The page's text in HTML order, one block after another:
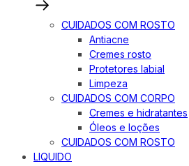
CUIDADOS COM ROSTO
Antiacne
Cremes rosto
Protetores labial
Limpeza
CUIDADOS COM CORPO
Cremes e hidratantes
Óleos e loções
CUIDADOS COM ROSTO
LIQUIDO